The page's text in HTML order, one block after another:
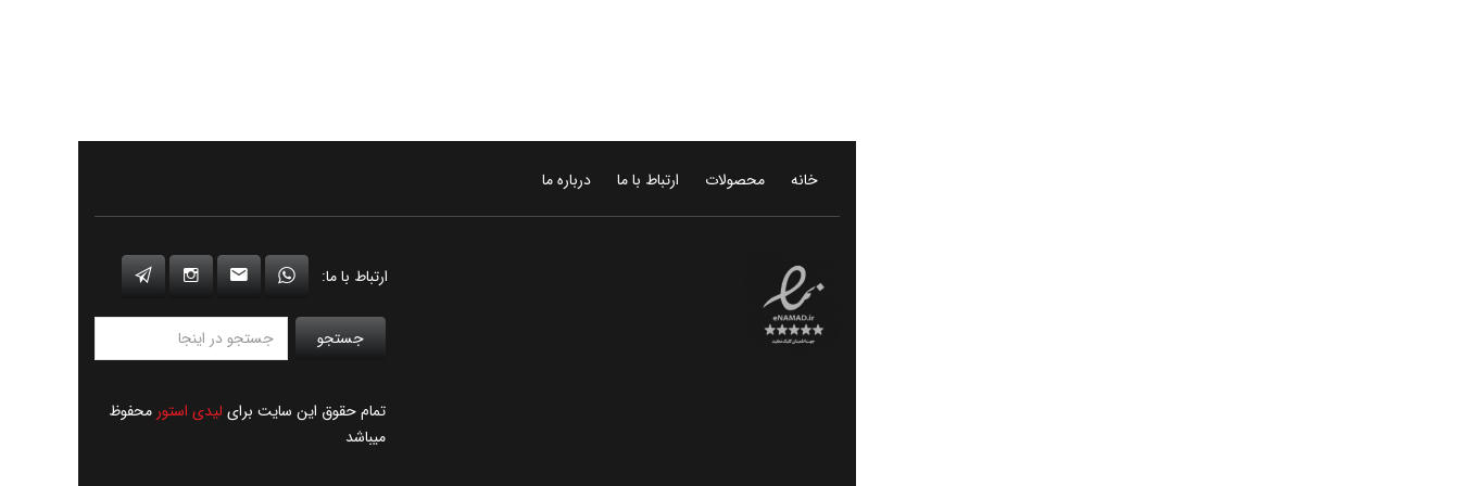
خانه محصولات ارتباط با ما درباره ما
ارتباط با ما:
جستجو
تمام حقوق این سایت برای لیدی استورمحفوظ
میباشد